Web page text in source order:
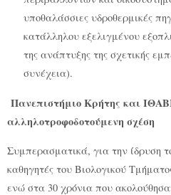
υποθαλάσσιες υδροθερμικές
κατάλληλου εξελιγμένου
της ανάπτυξης της σχετικής
συνέχεια).
Πανεπιστήμιο Κρήτης και
αλληλοτροφοδοτούμενη σχέση
Συμπερασματικά, για την ίδρυση
καθηγητές του Βιολογικού
ενώ στα 30 χρόνια που